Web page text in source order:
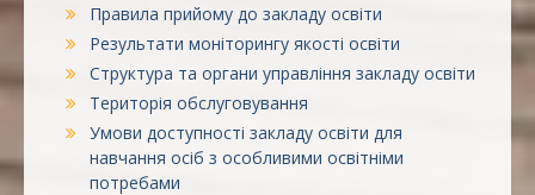
Правила прийому до закладу освіти
Результати моніторингу якості освіти
Структура та органи управління закладу освіти
Територія обслуговування
Умови доступності закладу освіти для
навчання осіб з особливими освітніми
потребами